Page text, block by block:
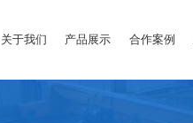
关于我们 产品展示 合作案例